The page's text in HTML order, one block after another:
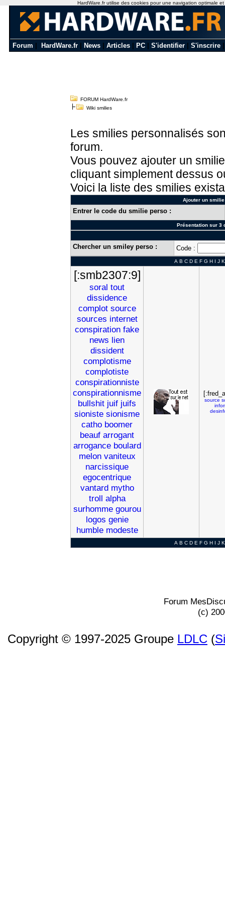
Forum HardWare.fr News Articles PC S'identifier S'inscrire
FORUM HardWare.fr
Wiki smilies
Les smilies personnalisés
forum.
Vous pouvez ajouter un
cliquant simplement dessus
Voici la liste des smilies
Ajouter un
Entrer le code du smilie perso :
Présentation sur 3
Chercher un smiley perso : Code :
A B C D E F G H I J K
[:smb2307:9]
soral tout
dissidence
complot source
sources internet
conspiration fake
news lien
dissident
complotisme
complotiste
conspirationniste
conspirationnisme
bullshit juif juifs
sioniste sionisme
catho boomer
beauf arrogant
arrogance boulard
melon vaniteux
narcissique
egocentrique
vantard mytho
troll alpha
surhomme gourou
logos genie
humble modeste
source
A B C D E F G H I J K
Forum
(c)
Copyright © 1997-2025 Groupe LDLC (
HardWare.fr utilise des cookies pour une navigation optimale